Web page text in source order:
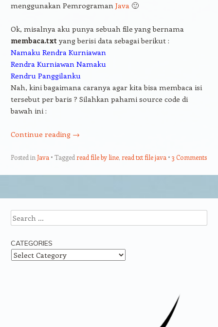
menggunakan Pemrograman Java🙂
Ok, misalnya aku punya sebuah file yang bernama
membaca.txtyang berisi data sebagai berikut :
Namaku Rendra Kurniawan
Rendra Kurniawan Namaku
Rendru Panggilanku
Nah, kini bagaimana caranya agar kita bisa membaca isi
tersebut per baris ? Silahkan pahami source code di
bawah ini :
Continue reading →
Posted in Java Tagged read file by line, read txt file java 3 Comments
Search
CATEGORIES
Categories